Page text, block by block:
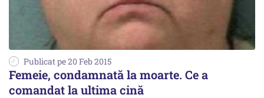
Publicat pe 20 Feb 2015
Femeie, condamnată la moarte. Ce a
comandat la ultima cină